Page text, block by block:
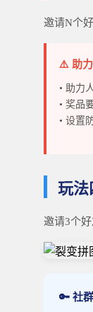
邀请N个
⚠️ 助力
• 助力
• 奖品
• 设置
玩
邀请3个
🔑 社